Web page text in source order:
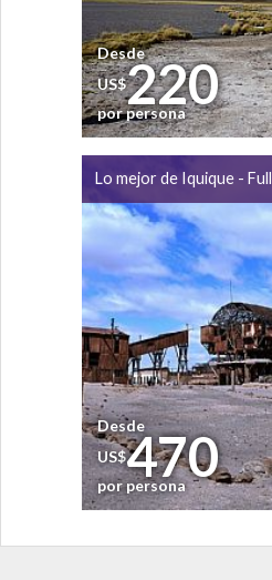
Desde
US$220
por persona
Lo mejor de Iquique - Full
Desde
US$470
por persona